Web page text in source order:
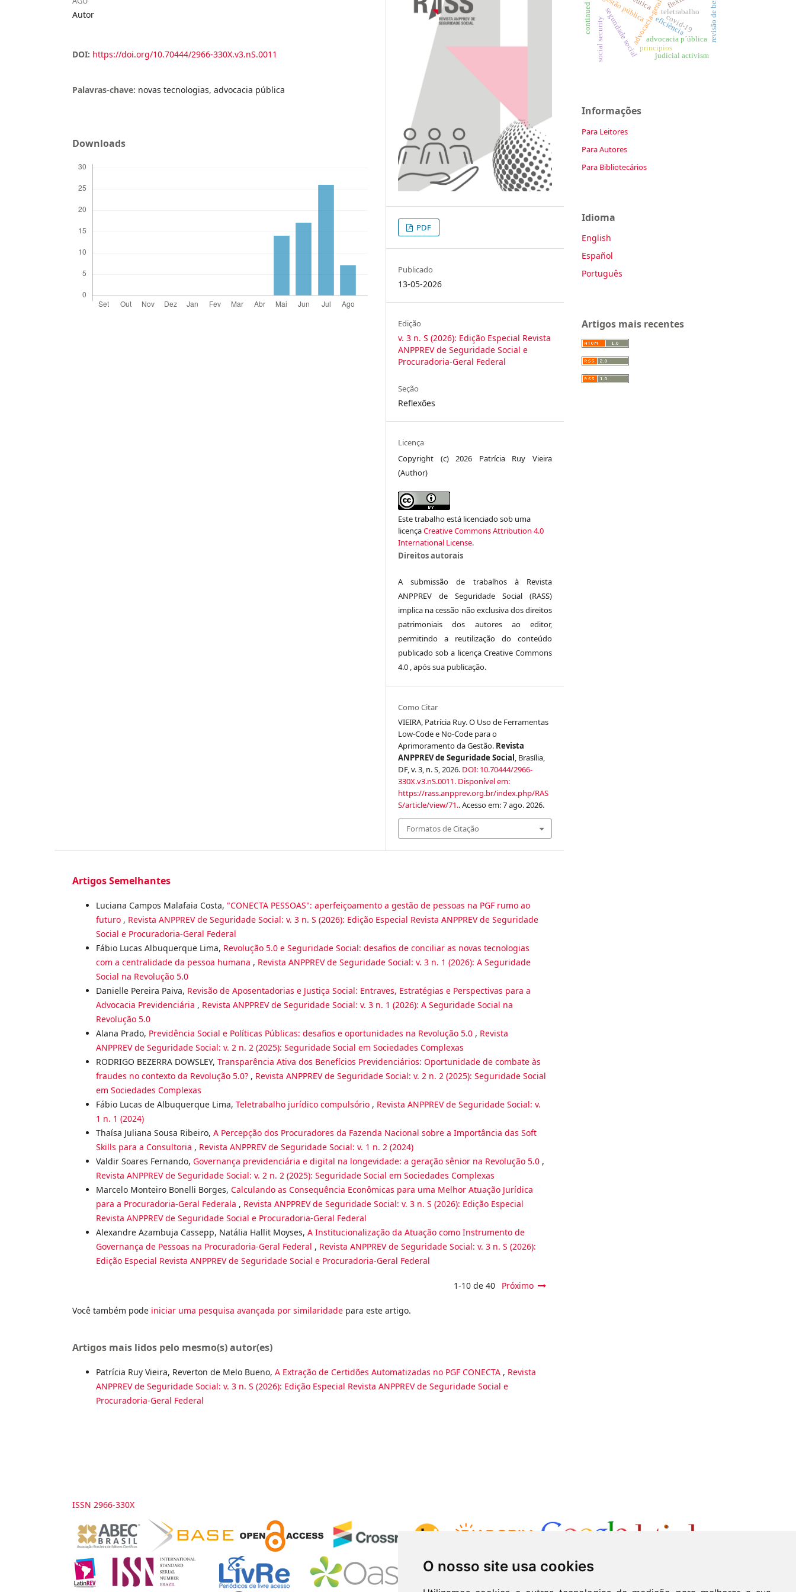
O nosso site usa cookies
Autor
DOI: https://doi.org/10.70444/2966-330X.v3.nS.0011
Palavras-chave: novas tecnologias, advocacia pública
Downloads
PDF
Publicado
13-05-2026
Edição
v. 3 n. S (2026): Edição Especial Revista
ANPPREV de Seguridade Social e
Procuradoria-Geral Federal
Seção
Reflexões
Licença
Copyright (c) 2026 Patrícia Ruy Vieira
(Author)
Este trabalho está licenciado sob uma
licençaCreative Commons Attribution 4.0
International License.
Direitos autorais
A submissão de trabalhos à Revista
ANPPREV de Seguridade Social (RASS)
implica na cessão não exclusiva dos direitos
patrimoniais dos autores ao editor,
permitindo a reutilização do conteúdo
publicado sob a licença Creative Commons
4.0 , após sua publicação.
Como Citar
VIEIRA, Patrícia Ruy. O Uso de Ferramentas
Low-Code e No-Code para o
Aprimoramento da Gestão. Revista
ANPPREV de Seguridade Social, Brasília,
DF, v. 3, n. S, 2026. DOI: 10.70444/2966-
330X.v3.nS.0011. Disponível em:
https://rass.anpprev.org.br/index.php/RAS
S/article/view/71.. Acesso em: 7 ago. 2026.
Formatos de Citação
Artigos Semelhantes
Luciana Campos Malafaia Costa, "CONECTA PESSOAS": aperfeiçoamento a gestão de pessoas na PGF rumo ao
futuro , Revista ANPPREV de Seguridade Social: v. 3 n. S (2026): Edição Especial Revista ANPPREV de Seguridade
Social e Procuradoria-Geral Federal
Fábio Lucas Albuquerque Lima, Revolução 5.0 e Seguridade Social: desafios de conciliar as novas tecnologias
com a centralidade da pessoa humana , Revista ANPPREV de Seguridade Social: v. 3 n. 1 (2026): A Seguridade
Social na Revolução 5.0
Danielle Pereira Paiva, Revisão de Aposentadorias e Justiça Social: Entraves, Estratégias e Perspectivas para a
Advocacia Previdenciária , Revista ANPPREV de Seguridade Social: v. 3 n. 1 (2026): A Seguridade Social na
Revolução 5.0
Alana Prado, Previdência Social e Políticas Públicas: desafios e oportunidades na Revolução 5.0 , Revista
ANPPREV de Seguridade Social: v. 2 n. 2 (2025): Seguridade Social em Sociedades Complexas
RODRIGO BEZERRA DOWSLEY, Transparência Ativa dos Benefícios Previdenciários: Oportunidade de combate às
fraudes no contexto da Revolução 5.0? , Revista ANPPREV de Seguridade Social: v. 2 n. 2 (2025): Seguridade Social
em Sociedades Complexas
Fábio Lucas de Albuquerque Lima, Teletrabalho jurídico compulsório , Revista ANPPREV de Seguridade Social: v.
1 n. 1 (2024)
Thaísa Juliana Sousa Ribeiro, A Percepção dos Procuradores da Fazenda Nacional sobre a Importância das Soft
Skills para a Consultoria , Revista ANPPREV de Seguridade Social: v. 1 n. 2 (2024)
Valdir Soares Fernando, Governança previdenciária e digital na longevidade: a geração sênior na Revolução 5.0 ,
Revista ANPPREV de Seguridade Social: v. 2 n. 2 (2025): Seguridade Social em Sociedades Complexas
Marcelo Monteiro Bonelli Borges, Calculando as Consequência Econômicas para uma Melhor Atuação Jurídica
para a Procuradoria-Geral Federala , Revista ANPPREV de Seguridade Social: v. 3 n. S (2026): Edição Especial
Revista ANPPREV de Seguridade Social e Procuradoria-Geral Federal
Alexandre Azambuja Cassepp, Natália Hallit Moyses, A Institucionalização da Atuação como Instrumento de
Governança de Pessoas na Procuradoria-Geral Federal , Revista ANPPREV de Seguridade Social: v. 3 n. S (2026):
Edição Especial Revista ANPPREV de Seguridade Social e Procuradoria-Geral Federal
1-10 de 40 Próximo
Você também pode iniciar uma pesquisa avançada por similaridade para este artigo.
Artigos mais lidos pelo mesmo(s) autor(es)
Patrícia Ruy Vieira, Reverton de Melo Bueno, A Extração de Certidões Automatizadas no PGF CONECTA , Revista
ANPPREV de Seguridade Social: v. 3 n. S (2026): Edição Especial Revista ANPPREV de Seguridade Social e
Procuradoria-Geral Federal
teletrabalho
covid-19
eficiência
seguridade social advocacia p´ública
gestão pública
social security principios
judicial activism
Informações
Para Leitores
Para Autores
Para Bibliotecários
Idioma
English
Español
Português
Artigos mais recentes
ISSN 2966-330X